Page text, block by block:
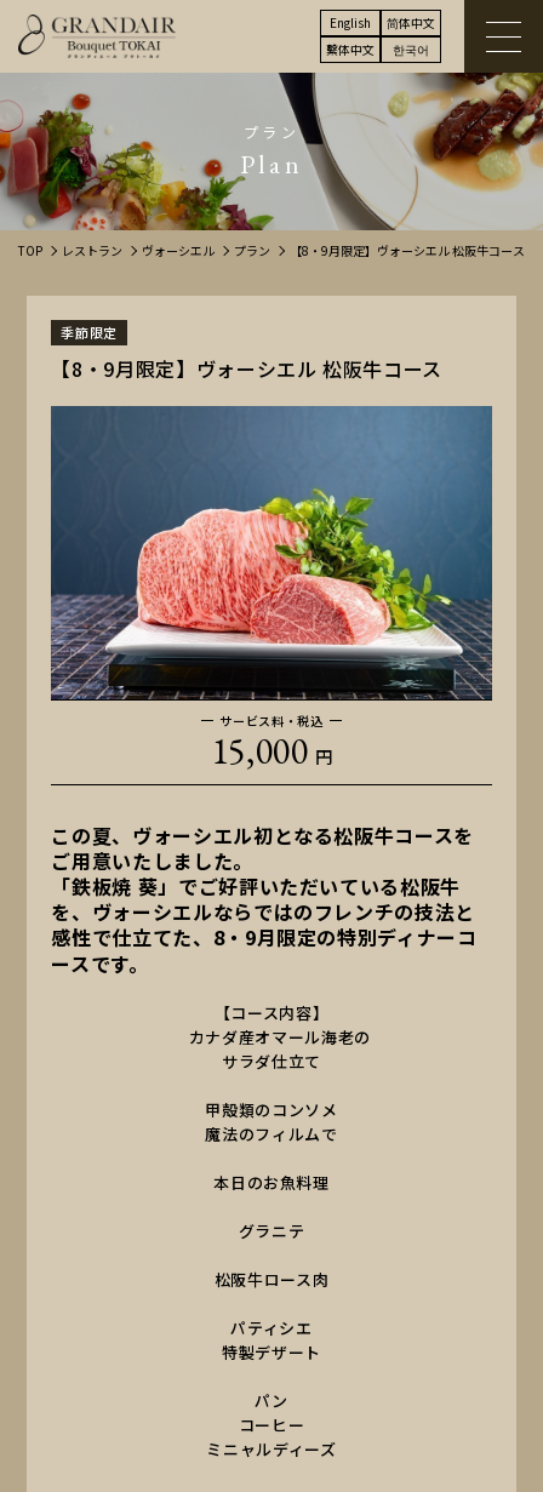
English
简体中文
繫体中文
한국어
プラン
Plan
TOP レストラン ヴォーシエル プラン 【8・9月限定】ヴォーシエル 松阪牛コース
季節限定
【8・9月限定】ヴォーシエル 松阪牛コース
サービス料・税込
15,000 円
この夏、ヴォーシエル初となる松阪牛コースを
ご用意いたしました。
「鉄板焼 葵」でご好評いただいている松阪牛
を、ヴォーシエルならではのフレンチの技法と
感性で仕立てた、 8・9月限定の特別ディナーコ
ースです。
【コース内容】
カナダ産オマール海老の
サラダ仕立て
甲殻類のコンソメ
魔法のフィルムで
本日のお魚料理
グラニテ
松阪牛ロース肉
パティシエ
特製デザート
パン
コーヒー
ミニャルディーズ